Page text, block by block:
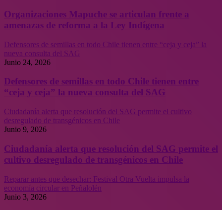
Organizaciones Mapuche se articulan frente a
amenazas de reforma a la Ley Indígena
Defensores de semillas en todo Chile tienen entre “ceja y ceja” la
nueva consulta del SAG
Junio 24, 2026
Defensores de semillas en todo Chile tienen entre
“ceja y ceja” la nueva consulta del SAG
Ciudadanía alerta que resolución del SAG permite el cultivo
desregulado de transgénicos en Chile
Junio 9, 2026
Ciudadanía alerta que resolución del SAG permite el
cultivo desregulado de transgénicos en Chile
Reparar antes que desechar: Festival Otra Vuelta impulsa la
economía circular en Peñalolén
Junio 3, 2026